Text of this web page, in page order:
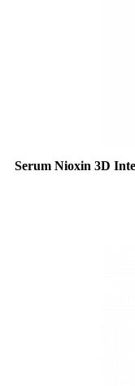
Serum Nioxin 3D